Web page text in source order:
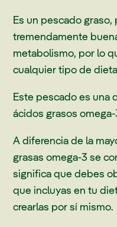
Es un pescado graso,
tremendamente
metabolismo, por lo
cualquier tipo de
Este pescado es una
ácidos grasos omega-
A diferencia de la
grasas omega-3 se
significa que debes
que incluyas en tu
crearlas por sí mismo.